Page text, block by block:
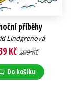
příběhy
Lindgrenová
Kč 299 Kč
Do košíku